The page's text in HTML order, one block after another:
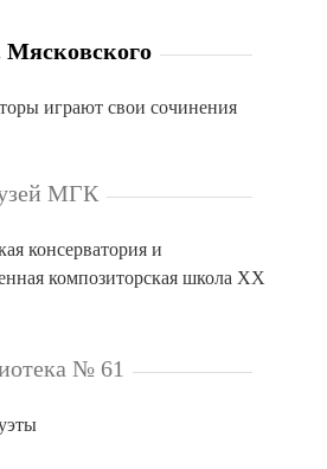
Мясковского
играют свои сочинения
МГК
консерватория и
композиторская школа ХХ
№ 61